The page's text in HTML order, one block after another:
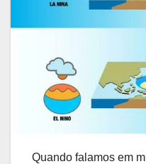
Quando falamos em